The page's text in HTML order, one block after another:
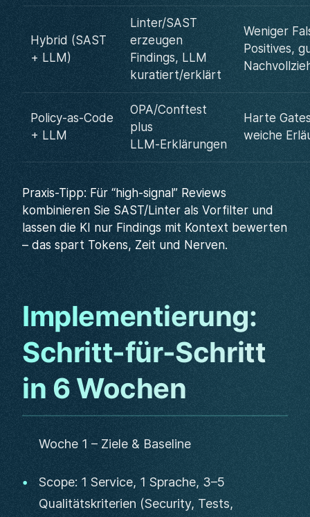
Hybrid (SAST
+ LLM)
Linter/SAST
erzeugen
Findings, LLM
kuratiert/erklärt
Weniger
Positives,
Policy‑as‑Code
+ LLM
OPA/Conftest
plus
LLM‑Erklärungen
Harte
weiche
Praxis-Tipp: Für “high-signal” Reviews
kombinieren Sie SAST/Linter als Vorfilter und
lassen die KI nur Findings mit Kontext bewerten
– das spart Tokens, Zeit und Nerven.
Implementierung:
Schritt-für-Schritt
in 6 Wochen
Woche 1 – Ziele & Baseline
Scope: 1 Service, 1 Sprache, 3–5
Qualitätskriterien (Security, Tests,